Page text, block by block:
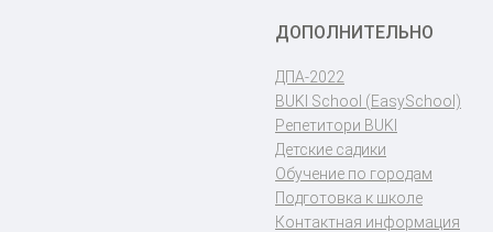
ДОПОЛНИТЕЛЬНО
ДПА-2022
BUKI School (EasySchool)
Репетитори BUKI
Детские садики
Обучение по городам
Подготовка к школе
Контактная информация